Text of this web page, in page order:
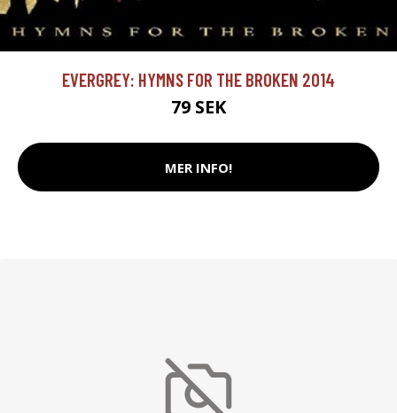
EVERGREY: HYMNS FOR THE BROKEN 2014
79 SEK
MER INFO!